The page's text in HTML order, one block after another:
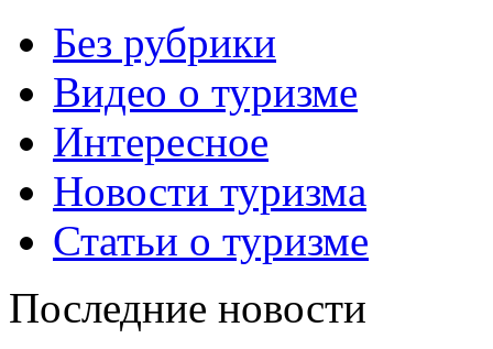
Без рубрики
Видео о туризме
Интересное
Новости туризма
Статьи о туризме
Последние новости